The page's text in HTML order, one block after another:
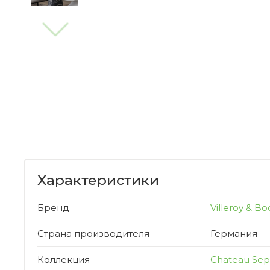
Характеристики
Бренд Villeroy &
Страна производителя Германия
Коллекция Chateau